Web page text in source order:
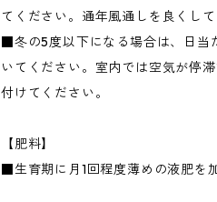
てください。通年風通しを良くして
■冬の5度以下になる場合は、日当
いてください。室内では空気が停
付けてください。
【肥料】
■生育期に月1回程度薄めの液肥を